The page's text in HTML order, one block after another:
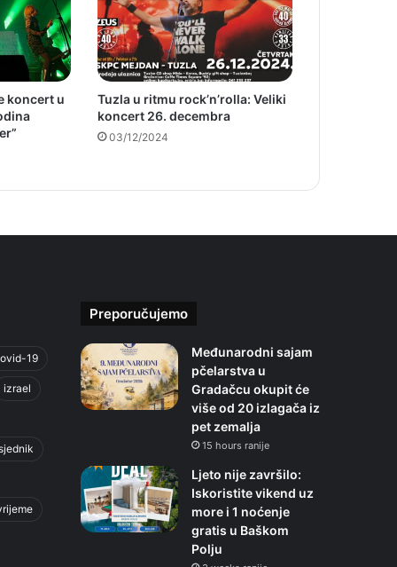
koncert u
Tuzla u ritmu rock’n’rolla: Veliki
koncert 26. decembra
03/12/2024
19
izrael
Preporučujemo
Međunarodni sajam
pčelarstva u
Gradačcu okupit će
više od 20 izlagača iz
pet zemalja
15 hours ranije
Ljeto nije završilo:
Iskoristite vikend uz
more i 1 noćenje
gratis u Baškom
Polju